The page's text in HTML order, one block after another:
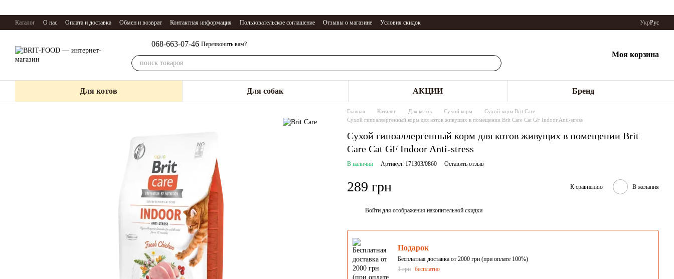
Каталог О нас Оплата и доставка Обмен и возврат Контактная информация Пользовательское соглашение Отзывы о магазине Условия скидок УкрРус
068-663-07-46 Перезвонить вам?
Моя корзина
Для котов Для собак АКЦИИ Бренд
Главная Каталог Для котов Сухой корм
Сухой корм Brit Care
Сухой гипоаллергенный корм для котов живущих в помещении Brit Care Cat GF Indoor Anti-stress
Сухой гипоаллергенный корм для котов живущих в помещении Brit
Care Cat GF Indoor Anti-stress
В наличии Артикул: 171303/0860 Оставить отзыв
289 грн К сравнению В желания
Войти для отображения накопительной скидки
Подарок
Бесплатная доставка от 2000 грн (при оплате 100%)
1 грн бесплатно